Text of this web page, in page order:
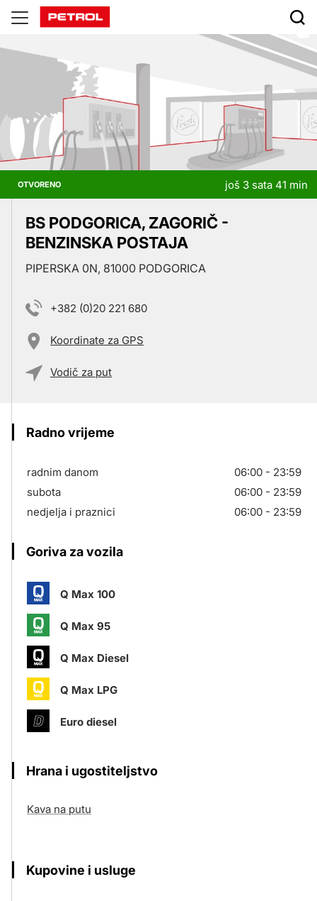
Prodajna
mjesta
OTVORENO još 3 sata 41 min
BS PODGORICA, ZAGORIČ -
BENZINSKA POSTAJA
PIPERSKA 0N, 81000 PODGORICA
+382 (0)20 221 680
Koordinate za GPS
Vodič za put
Radno vrijeme
radnim danom
06:00 - 23:59
subota
06:00 - 23:59
nedjelja i praznici
06:00 - 23:59
Goriva za vozila
Q Max 100
Q Max 95
Q Max Diesel
Q Max LPG
Euro diesel
Hrana i ugostiteljstvo
Kava na putu
Kupovine i usluge